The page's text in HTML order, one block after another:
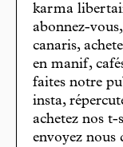
karma
abonnez-
canaris,
en manif,
faites notre
insta,
achetez nos
envoyez nous